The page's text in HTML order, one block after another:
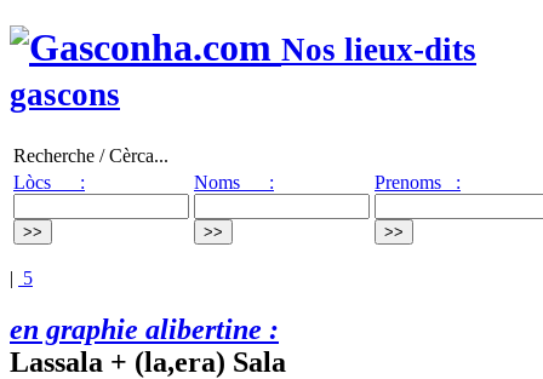
Nos lieux-dits
gascons
Recherche / Cèrca...
Lòcs :
Noms : Prenoms :
| 5
en graphie alibertine :
Lassala + (la,era) Sala